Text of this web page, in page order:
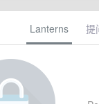
Lanterns 提